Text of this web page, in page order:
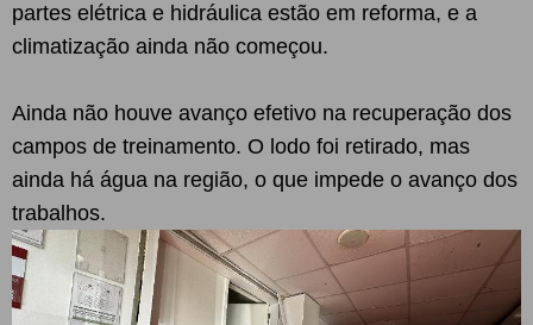
partes elétrica e hidráulica estão em reforma, e a
climatização ainda não começou.
Ainda não houve avanço efetivo na recuperação dos
campos de treinamento. O lodo foi retirado, mas
ainda há água na região, o que impede o avanço dos
trabalhos.